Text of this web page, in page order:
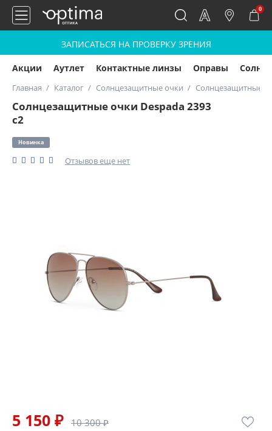
0
ЗАПИСАТЬСЯ НА ПРОВЕРКУ ЗРЕНИЯ
Акции Аутлет Контактные линзы Оправы
Главная Каталог Солнцезащитные очки Солнцезащитные
Солнцезащитные очки Despada 2393
с2
Новинка
Отзывов еще нет
5 150 ₽ 10 300 ₽